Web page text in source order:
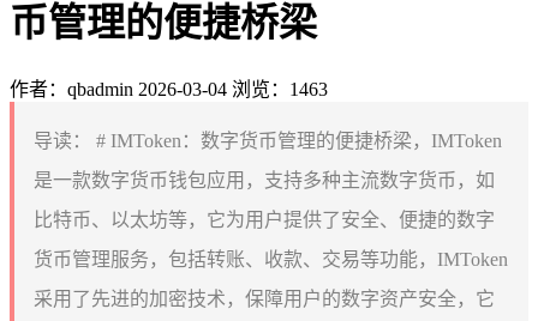
币管理的便捷桥梁
作者：qbadmin 2026-03-04 浏览：1463
导读：
# IMToken：数字货币管理的便捷桥梁，IMToken
是一款数字货币钱包应用，支持多种主流数字货币，如
比特币、以太坊等，它为用户提供了安全、便捷的数字
货币管理服务，包括转账、收款、交易等功能，IMToken
采用了先进的加密技术，保障用户的数字资产安全，它